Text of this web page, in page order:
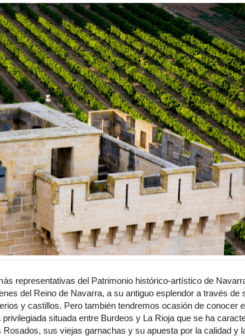
representativas del Patrimonio histórico-artístico de
del Reino de Navarra, a su antiguo esplendor a través de
y castillos. Pero también tendremos ocasión de conocer
privilegiada situada entre Burdeos y La Rioja que se ha
sus viejas garnachas y su apuesta por la calidad y